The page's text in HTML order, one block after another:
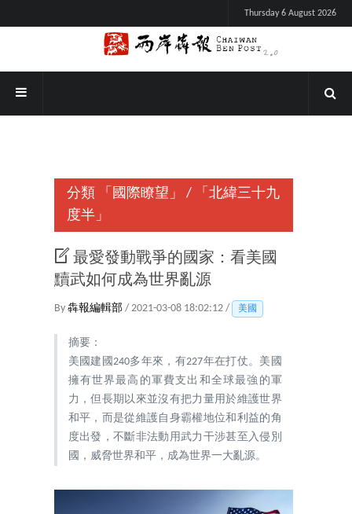
Thursday 6 August 2026
分類 「國際瞭望」 /
「北緯三十九
度半」
最愛發動戰爭的國家：看美國
黷武如何成為世界亂源
By 犇報編輯部 / 2021-03-08 18:02:12 / 美國
摘要：
美國建國240多年來，有227年在打仗。美國
擁有世界最高的軍費支出和全球最強的軍
力，但長期以來並沒有把力量用於維護世界
和平，而是從維護自身霸權地位和利益的角
度出發，不斷非法動用武力干涉甚至入侵別
國，威脅世界和平，成為世界一大亂源。